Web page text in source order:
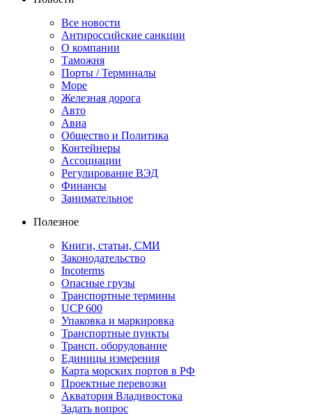
Все новости
Антироссийские санкции
О компании
Таможня
Порты / Терминалы
Море
Железная дорога
Авто
Авиа
Общество и Политика
Контейнеры
Ассоциации
Регулирование ВЭД
Финансы
Занимательное
Полезное
Книги, статьи, СМИ
Законодательство
Incoterms
Опасные грузы
Транспортные термины
UCP 600
Упаковка и маркировка
Транспортные пункты
Трансп. оборудование
Единицы измерения
Карта морских портов в РФ
Проектные перевозки
Акватория Владивостока
Задать вопрос